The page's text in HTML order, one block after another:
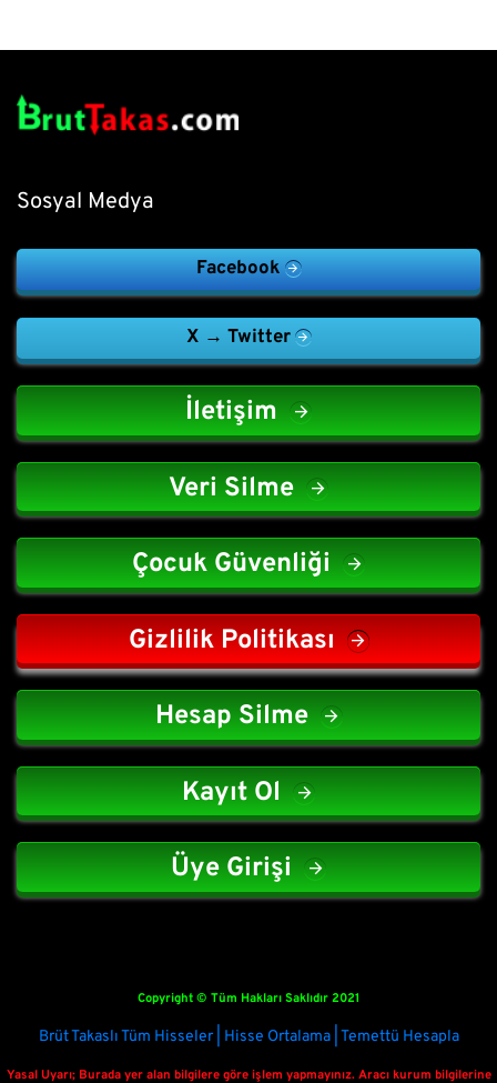
Sosyal Medya
Facebook
X → Twitter
İletişim
Veri Silme
Çocuk Güvenliği
Gizlilik Politikası
Hesap Silme
Kayıt Ol
Üye Girişi
Copyright © Tüm Hakları Saklıdır 2021
Brüt Takaslı Tüm Hisseler | Hisse Ortalama | Temettü Hesapla
Yasal Uyarı; Burada yer alan bilgilere göre işlem yapmayınız. Aracı kurum bilgilerine